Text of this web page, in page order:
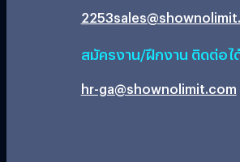
2253
สมัครงาน/ฝึกงาน ติดต่อไ
hr-ga@shownolimit.com